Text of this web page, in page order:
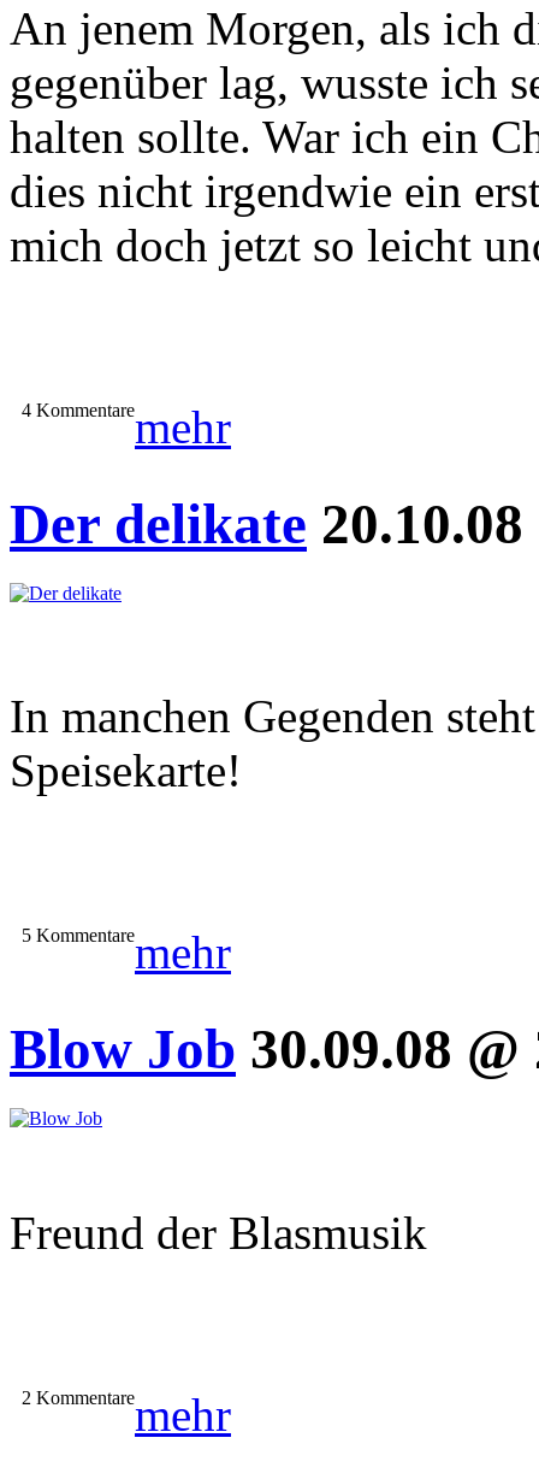
An jenem Morgen, als ich
gegenüber lag, wusste ich
halten sollte. War ich ein
dies nicht irgendwie ein
mich doch jetzt so leicht
4 Kommentaremehr
Der delikate
In manchen Gegenden
Speisekarte!
5 Kommentaremehr
Blow Job 30.09.08 @
Freund der Blasmusik
2 Kommentaremehr